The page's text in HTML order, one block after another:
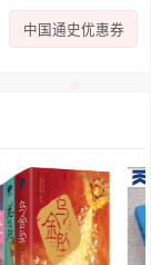
中国通史优惠券